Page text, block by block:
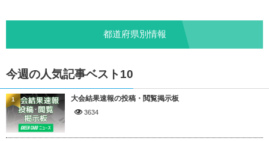
都道府県別情報
今週の人気記事ベスト10
大会結果速報の投稿・閲覧掲示板
3634
1